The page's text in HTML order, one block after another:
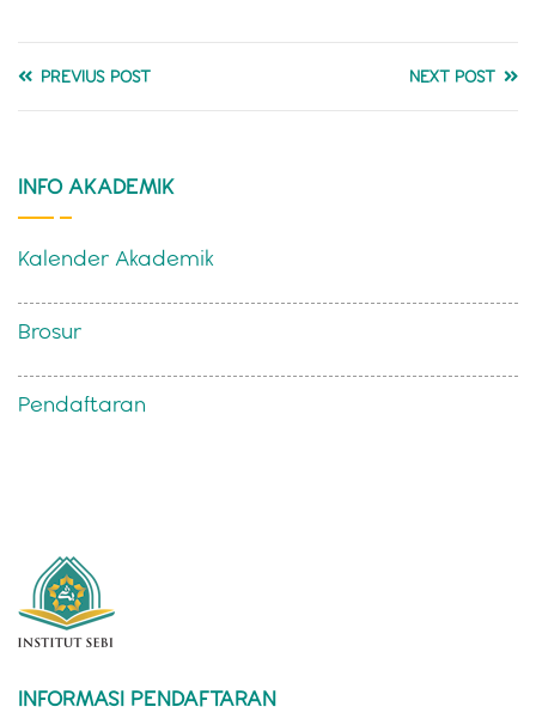
PREVIUS POST NEXT POST
INFO AKADEMIK
Kalender Akademik
Brosur
Pendaftaran
INFORMASI PENDAFTARAN